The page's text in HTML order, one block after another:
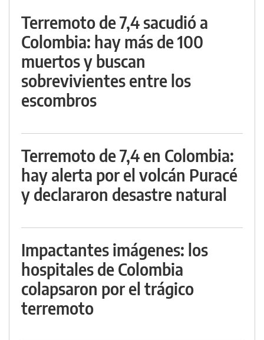
Terremoto de 7,4 sacudió a
Colombia: hay más de 100
muertos y buscan
sobrevivientes entre los
escombros
Terremoto de 7,4 en Colombia:
hay alerta por el volcán Puracé
y declararon desastre natural
Impactantes imágenes: los
hospitales de Colombia
colapsaron por el trágico
terremoto